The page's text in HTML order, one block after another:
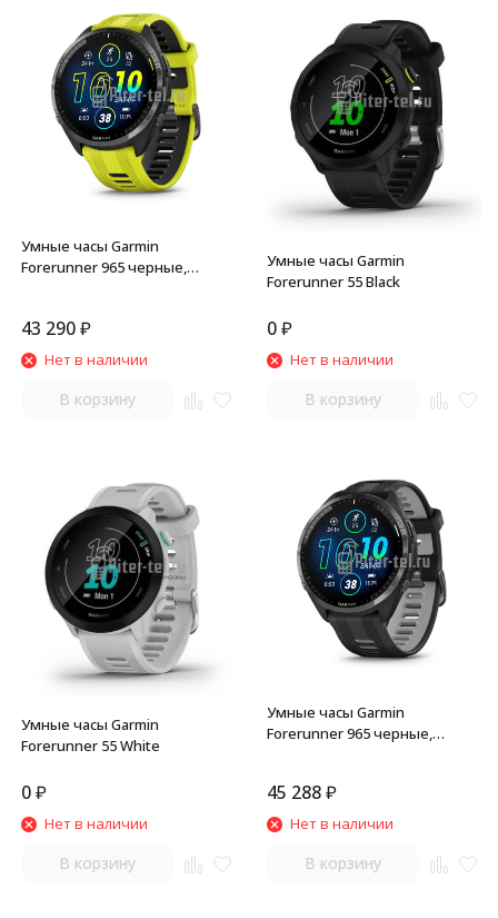
Умные часы Garmin
Forerunner 965 черные,
ремешком
43 290₽
Нет в наличии
В корзину
Умные часы Garmin
Forerunner 55 Black
0₽
Нет в наличии
В корзину
Умные часы Garmin
Forerunner 55 White
0₽
Нет в наличии
В корзину
Умные часы Garmin
Forerunner 965 черные,
45 288₽
Нет в наличии
В корзину